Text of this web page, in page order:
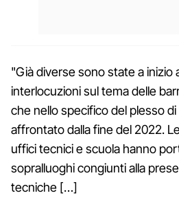
"Già diverse sono state a inizio
interlocuzioni sul tema delle
che nello specifico del plesso
affrontato dalla fine del 2022.
uffici tecnici e scuola hanno
sopralluoghi congiunti alla
tecniche […]